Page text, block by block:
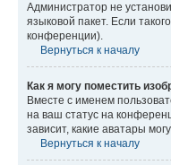
Администратор не
языковой пакет. Если
конференции).
Вернуться к началу
Как я могу поместить
Вместе с именем
на ваш статус на
зависит, какие аватары
Вернуться к началу